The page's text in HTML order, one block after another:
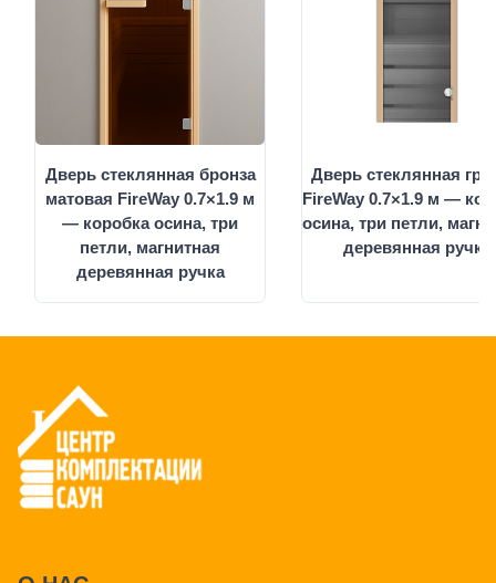
Дверь стеклянная бронза
матовая FireWay 0.7×1.9 м
— коробка осина, три
петли, магнитная
деревянная ручка
Дверь стеклянная
FireWay 0.7×1.9 м —
осина, три петли,
деревянная ручка